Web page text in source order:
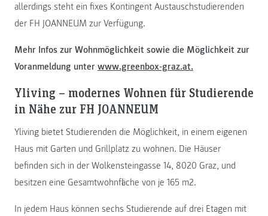
allerdings steht ein fixes Kontingent Austauschstudierenden
der FH JOANNEUM zur Verfügung.
Mehr Infos zur Wohnmöglichkeit sowie die Möglichkeit zur
Voranmeldung unter www.greenbox-graz.at.
Yliving – modernes Wohnen für Studierende
in Nähe zur FH JOANNEUM
Yliving bietet Studierenden die Möglichkeit, in einem eigenen
Haus mit Garten und Grillplatz zu wohnen. Die Häuser
befinden sich in der Wolkensteingasse 14, 8020 Graz, und
besitzen eine Gesamtwohnfläche von je 165 m2.
In jedem Haus können sechs Studierende auf drei Etagen mit